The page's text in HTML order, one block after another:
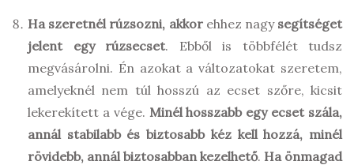
Ha szeretnél rúzsozni, akkorehhez nagy segítséget
jelent egy rúzsecset. Ebből is többfélét tudsz
megvásárolni. Én azokat a változatokat szeretem,
amelyeknél nem túl hosszú az ecset szőre, kicsit
lekerekített a vége. Minél hosszabb egy ecset szála,
annál stabilabb és biztosabb kéz kell hozzá, minél
rövidebb, annál biztosabban kezelhető. Ha önmagad